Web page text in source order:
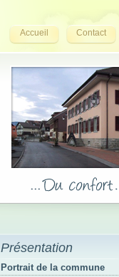
Accueil Contact
Présentation
Portrait de la commune